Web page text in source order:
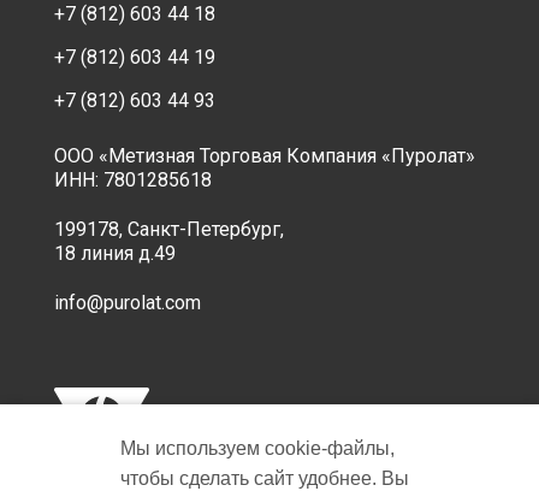
+7 (812) 603 44 18
+7 (812) 603 44 19
+7 (812) 603 44 93
ООО «Метизная Торговая Компания «Пуролат»
ИНН: 7801285618
199178, Санкт-Петербург,
18 линия д.49
info@purolat.com
Мы используем cookie‑файлы,
чтобы сделать сайт удобнее. Вы